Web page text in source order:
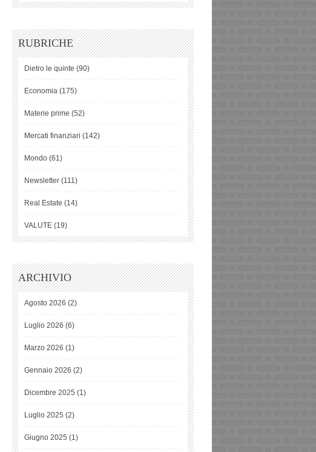
RUBRICHE
Dietro le quinte (90)
Economia (175)
Materie prime (52)
Mercati finanziari (142)
Mondo (61)
Newsletter (111)
Real Estate (14)
VALUTE (19)
ARCHIVIO
Agosto 2026 (2)
Luglio 2026 (6)
Marzo 2026 (1)
Gennaio 2026 (2)
Dicembre 2025 (1)
Luglio 2025 (2)
Giugno 2025 (1)